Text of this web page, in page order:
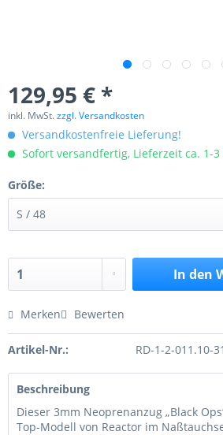
129,95 € *
inkl. MwSt.zzgl. Versandkosten
Versandkostenfreie Lieferung!
Sofort versandfertig, Lieferzeit ca. 1-3
Größe:
In den
Merken Bewerten
Artikel-Nr.: RD-1-2-011.10-31
Beschreibung
Dieser 3mm Neoprenanzug „Black
Top-Modell von Reactor im